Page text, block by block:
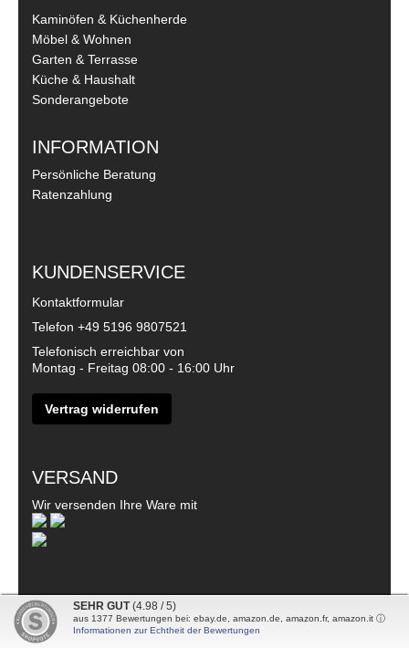
Kaminöfen & Küchenherde
Möbel & Wohnen
Garten & Terrasse
Küche & Haushalt
Sonderangebote
INFORMATION
Persönliche Beratung
Ratenzahlung
KUNDENSERVICE
Kontaktformular
Telefon +49 5196 9807521
Telefonisch erreichbar von
Montag - Freitag 08:00 - 16:00 Uhr
Vertrag widerrufen
VERSAND
Wir versenden Ihre Ware mit
© 2026 - DanDiBo - Alle Rechte vorbehalten
SEHR GUT (4.98 / 5)
aus 1377 Bewertungen bei: ebay.de, amazon.de, amazon.fr, amazon.it ⓘ
Informationen zur Echtheit der Bewertungen